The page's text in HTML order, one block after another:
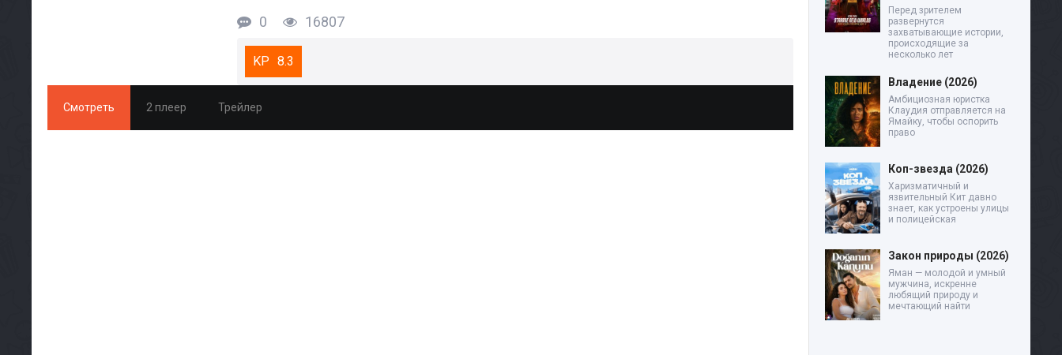
0 16807
8.3
Смотреть 2 плеер Трейлер
Перед зрителем
развернутся
захватывающие истории,
происходящие за
несколько лет
Владение (2026)
Амбициозная юристка
Клаудия отправляется на
Ямайку, чтобы оспорить
право
Коп-звезда (2026)
Харизматичный и
язвительный Кит давно
знает, как устроены улицы
и полицейская
Закон природы (2026)
Яман — молодой и умный
мужчина, искренне
любящий природу и
мечтающий найти